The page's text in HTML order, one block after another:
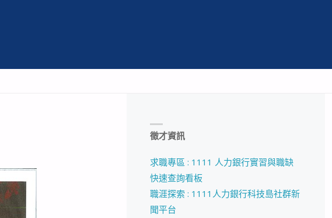
徵才資訊
求職專區 : 1111 人力銀行實習與職缺
快速查詢看板
職涯探索 : 1111人力銀行科技島社群新
聞平台